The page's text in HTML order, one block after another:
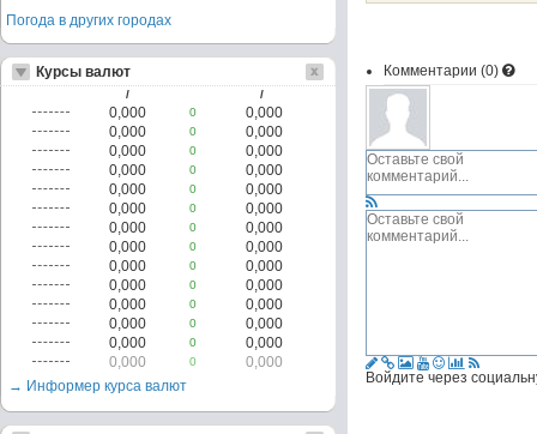
Комментарии (0)
Войдите через
Погода в других городах
Курсы валют
/ /
0,000 0
0,000
0,000
0
0,000
0,000
0
0,000
0,000
0
0,000
0,000
0
0,000
0,000
0
0,000
0,000
0
0,000
0,000
0
0,000
0,000
0
0,000
0,000
0
0,000
0,000
0
0,000
0,000
0
0,000
0,000
0
0,000
0,000
0
0,000
→ Информер курса валют